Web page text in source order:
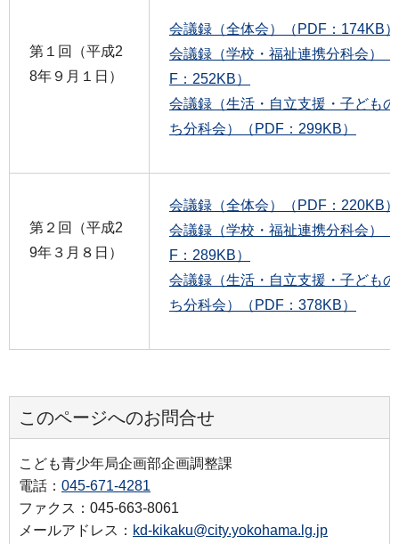
第１回（平成2
8年９月１日）
会議録（全体会）（PDF：174KB）
会議録（学校・福祉連携分科会）
F：252KB）
会議録（生活・自立支援・子ども
ち分科会）（PDF：299KB）
第２回（平成2
9年３月８日）
会議録（全体会）（PDF：220KB）
会議録（学校・福祉連携分科会）
F：289KB）
会議録（生活・自立支援・子ども
ち分科会）（PDF：378KB）
このページへのお問合せ
こども青少年局企画部企画調整課
電話： 045-671-4281
ファクス：045-663-8061
メールアドレス： kd-kikaku@city.yokohama.lg.jp